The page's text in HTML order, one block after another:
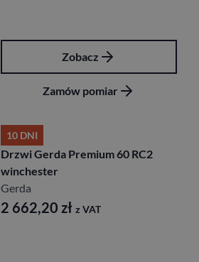
Zobacz
Zamów pomiar
10 DNI
Drzwi Gerda Premium 60 RC2
winchester
Gerda
2 662,20 zł z VAT